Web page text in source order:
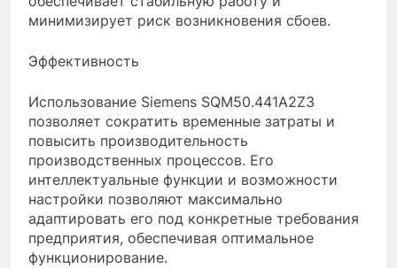
минимизирует риск возникновения сбоев.
Эффективность
Использование Siemens SQM50.441A2Z3
позволяет сократить временные затраты и
повысить производительность
производственных процессов. Его
интеллектуальные функции и возможности
настройки позволяют максимально
адаптировать его под конкретные требования
предприятия, обеспечивая оптимальное
функционирование.